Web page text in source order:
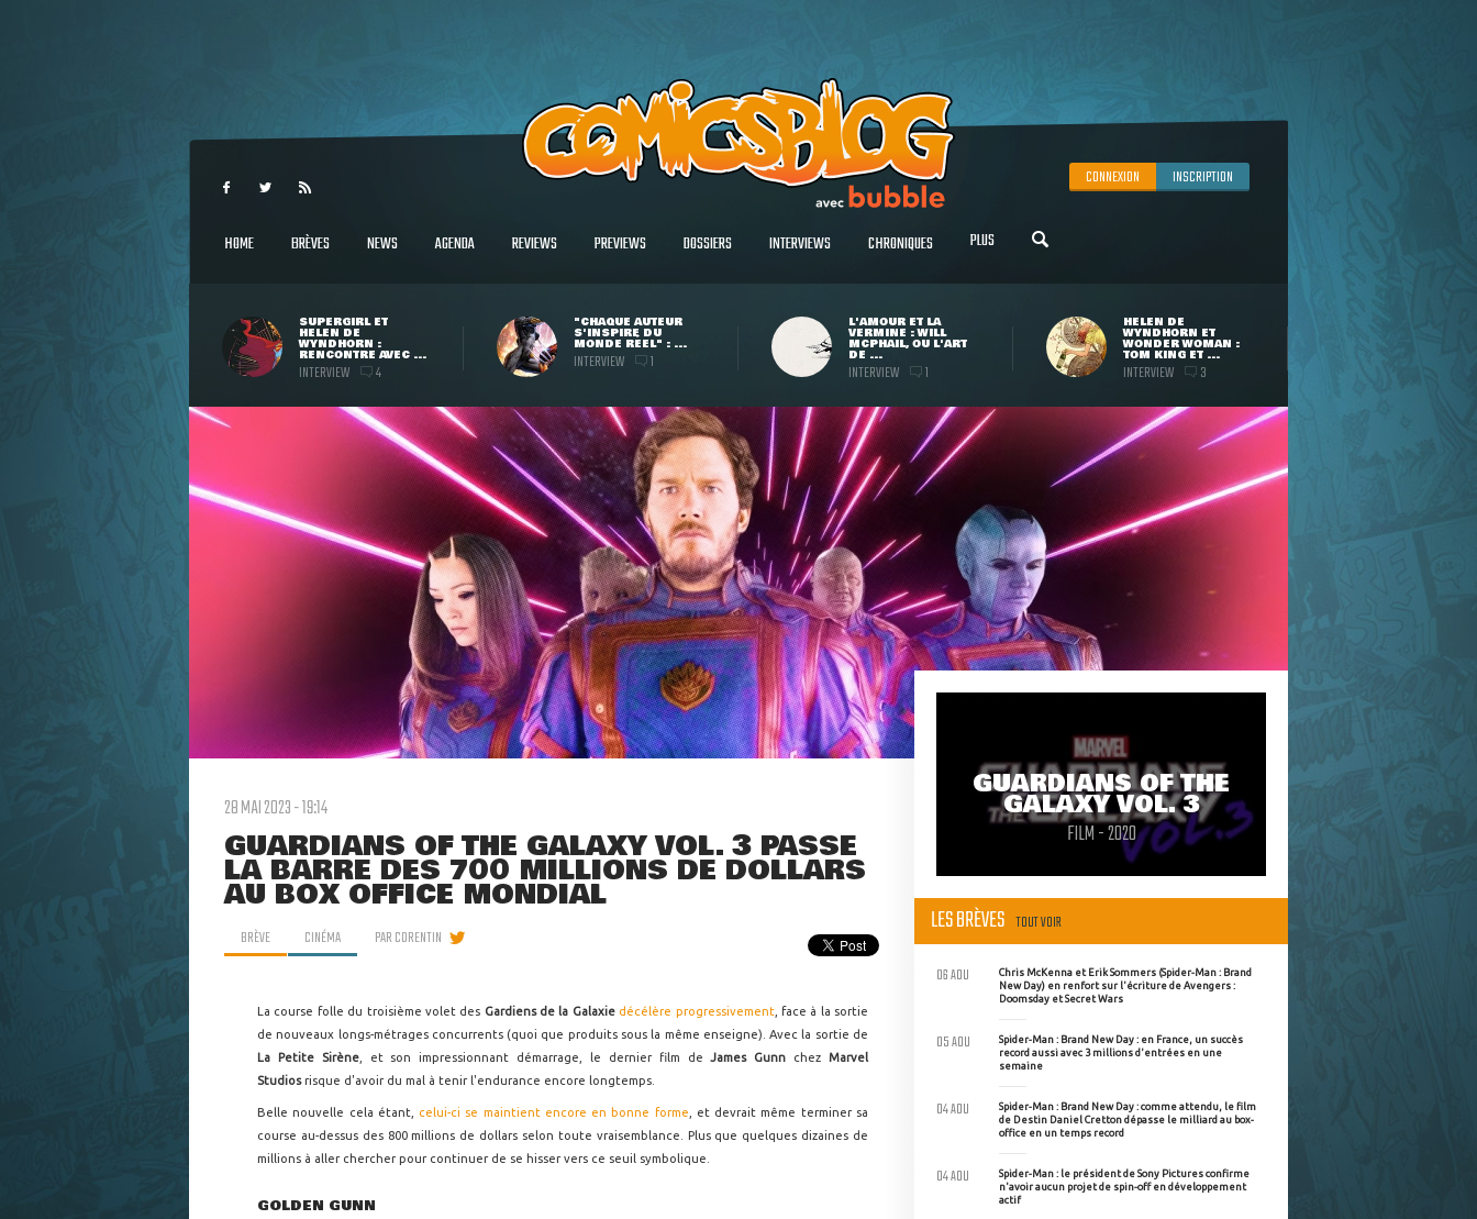
CONNEXION INSCRIPTION
HOME BRÈVES NEWS AGENDA REVIEWS PREVIEWS DOSSIERS INTERVIEWS CHRONIQUES PLUS
SUPERGIRL ET
HELEN DE
WYNDHORN :
RENCONTRE AVEC ...
INTERVIEW 4
"CHAQUE AUTEUR
S'INSPIRE DU
MONDE RÉEL" : ...
INTERVIEW 1
L'AMOUR ET LA
VERMINE : WILL
MCPHAIL, OU L'ART
DE ...
INTERVIEW 1
HELEN DE
WYNDHORN ET
WONDER WOMAN :
TOM KING ET ...
INTERVIEW 3
28 MAI 2023 - 19:14
GUARDIANS OF THE GALAXY VOL. 3 PASSE
LA BARRE DES 700 MILLIONS DE DOLLARS
AU BOX OFFICE MONDIAL
BRÈVE CINÉMA PARCORENTIN
La course folle du troisième volet des Gardiens de la Galaxie décélère progressivement, face à la sortie
de nouveaux longs-métrages concurrents (quoi que produits sous la même enseigne). Avec la sortie de
La Petite Sirène, et son impressionnant démarrage, le dernier film deJames Gunn chezMarvel
Studiosrisque d'avoir du mal à tenir l'endurance encore longtemps.
Belle nouvelle cela étant, celui-ci se maintient encore en bonne forme , et devrait même terminer sa
course au-dessus des 800 millions de dollars selon toute vraisemblance. Plus que quelques dizaines de
millions à aller chercher pour continuer de se hisser vers ce seuil symbolique.
GOLDEN GUNN
GUARDIANS OF THE
GALAXY VOL. 3
FILM - 2020
LES BRÈVES TOUT VOIR
Chris McKenna et Erik Sommers (Spider-Man : Brand
New Day) en renfort sur l'écriture de Avengers :
Doomsday et Secret Wars
06 AOU
Spider-Man : Brand New Day : en France, un succès
record aussi avec 3 millions d'entrées en une
semaine
05 AOU
Spider-Man : Brand New Day : comme attendu, le film
de Destin Daniel Cretton dépasse le milliard au box-
office en un temps record
04 AOU
Spider-Man : le président de Sony Pictures confirme
n'avoir aucun projet de spin-off en développement
actif
04 AOU